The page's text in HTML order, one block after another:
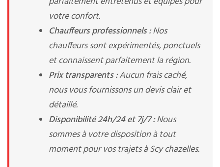
votre confort.
Chauffeurs professionnels :Nos
chauffeurs sont expérimentés, ponctuels
et connaissent parfaitement la région.
Prix transparents :Aucun frais caché,
nous vous fournissons un devis clair et
détaillé.
Disponibilité 24h/24 et 7j/7 :Nous
sommes à votre disposition à tout
moment pour vos trajets à Scy chazelles.